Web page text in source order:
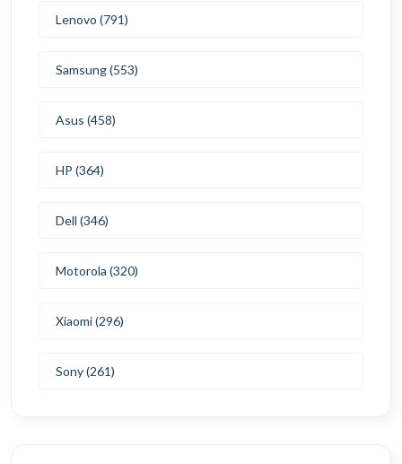
Lenovo (791)
Samsung (553)
Asus (458)
HP (364)
Dell (346)
Motorola (320)
Xiaomi (296)
Sony (261)